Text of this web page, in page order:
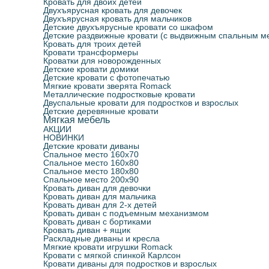
Двухъярусная кровать для девочек
Двухъярусная кровать для мальчиков
Детские двухъярусные кровати со шкафом
Детские раздвижные кровати (с выдвижным спальным
Кровать для троих детей
Кровати трансформеры
Кроватки для новорожденных
Детские кровати домики
Детские кровати с фотопечатью
Мягкие кровати зверята Romack
Металлические подростковые кровати
Двуспальные кровати для подростков и взрослых
Детские деревянные кровати
Мягкая мебель
АКЦИИ
НОВИНКИ
Детские кровати диваны
Спальное место 160х70
Спальное место 160х80
Спальное место 180х80
Спальное место 200х90
Кровать диван для девочки
Кровать диван для мальчика
Кровать диван для 2-х детей
Кровать диван с подъемным механизмом
Кровать диван с бортиками
Кровать диван + ящик
Раскладные диваны и кресла
Мягкие кровати игрушки Romack
Кровати с мягкой спинкой Карлсон
Кровати диваны для подростков и взрослых